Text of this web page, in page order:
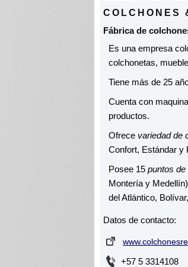
COLCHONES
Fábrica de
Es una empresa
colchonetas,
Tiene más de 25
Cuenta con
productos.
Ofrece variedad de
Confort, Estándar y
Posee 15 puntos de
Montería y
del Atlántico,
Datos de contacto:
+57 5 3314108